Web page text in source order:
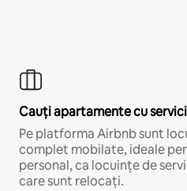
Cauți apartamente cu
Pe platforma Airbnb sunt
complet mobilate, ideale
personal, ca locuințe de
care sunt relocați.